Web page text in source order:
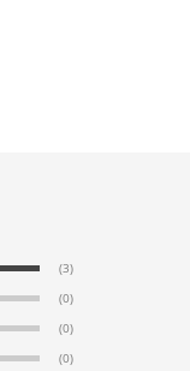
(3)
(0)
(0)
(0)